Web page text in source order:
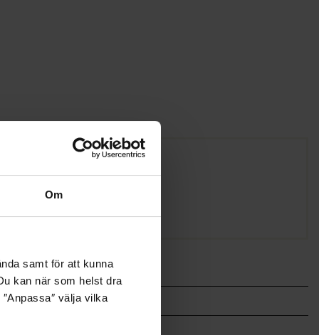
Om
samt för att kunna
kan när som helst dra
välja vilka